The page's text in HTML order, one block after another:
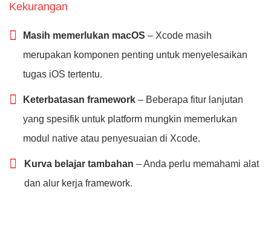
Kekurangan
Masih memerlukan macOS – Xcode masih
merupakan komponen penting untuk menyelesaikan
tugas iOS tertentu.
Keterbatasan framework – Beberapa fitur lanjutan
yang spesifik untuk platform mungkin memerlukan
modul native atau penyesuaian di Xcode.
Kurva belajar tambahan – Anda perlu memahami alat
dan alur kerja framework.